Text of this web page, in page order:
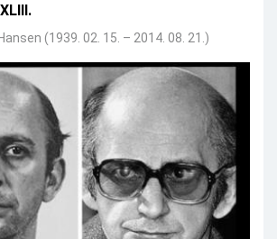
(1939. 02. 15. – 2014. 08. 21.)